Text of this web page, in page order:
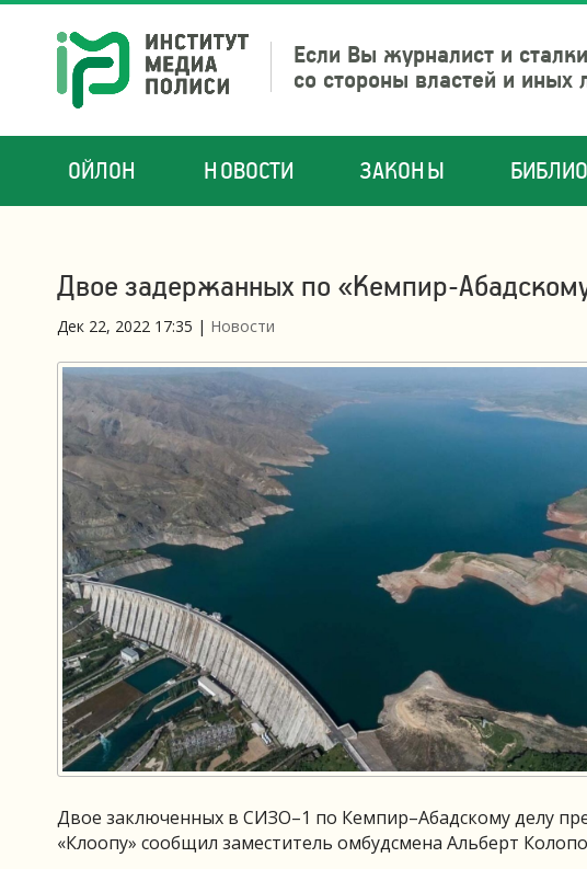
Если Вы журналист и
со стороны властей и
ОЙЛОН НОВОСТИ ЗАКОНЫ
Двое задержанных по «Кемпир-
Дек 22, 2022 17:35 | Новости
Двое заключенных в СИЗО–1 по Кемпир–Абадскому делу
«Клоопу» сообщил заместитель омбудсмена Альберт